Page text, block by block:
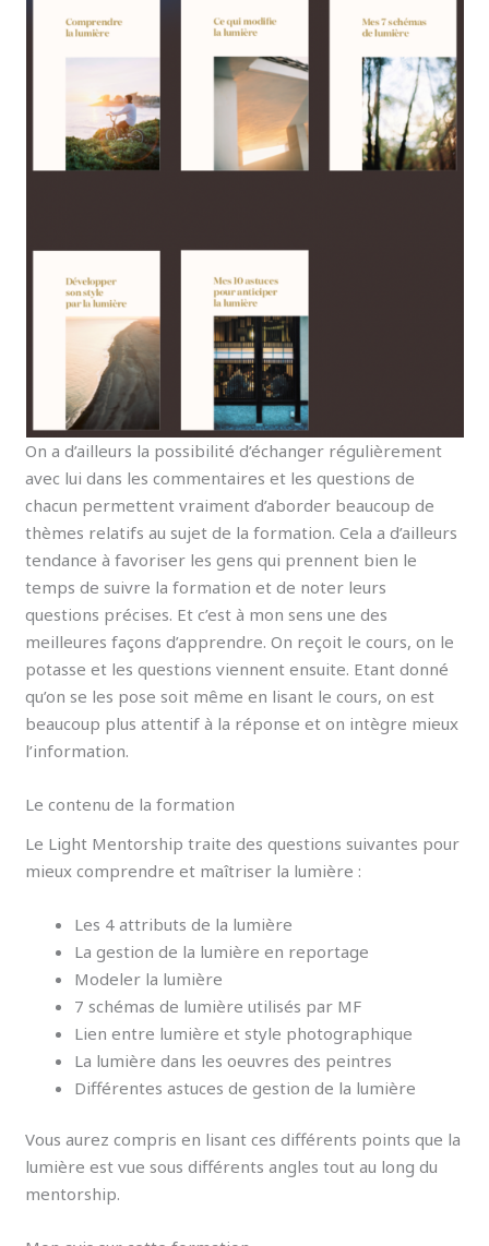
On a d’ailleurs la possibilité d’échanger régulièrement
avec lui dans les commentaires et les questions de
chacun permettent vraiment d’aborder beaucoup de
thèmes relatifs au sujet de la formation. Cela a d’ailleurs
tendance à favoriser les gens qui prennent bien le
temps de suivre la formation et de noter leurs
questions précises. Et c’est à mon sens une des
meilleures façons d’apprendre. On reçoit le cours, on le
potasse et les questions viennent ensuite. Etant donné
qu’on se les pose soit même en lisant le cours, on est
beaucoup plus attentif à la réponse et on intègre mieux
l’information.
Le contenu de la formation
Le Light Mentorship traite des questions suivantes pour
mieux comprendre et maîtriser la lumière :
Les 4 attributs de la lumière
La gestion de la lumière en reportage
Modeler la lumière
7 schémas de lumière utilisés par MF
Lien entre lumière et style photographique
La lumière dans les oeuvres des peintres
Différentes astuces de gestion de la lumière
Vous aurez compris en lisant ces différents points que la
lumière est vue sous différents angles tout au long du
mentorship.